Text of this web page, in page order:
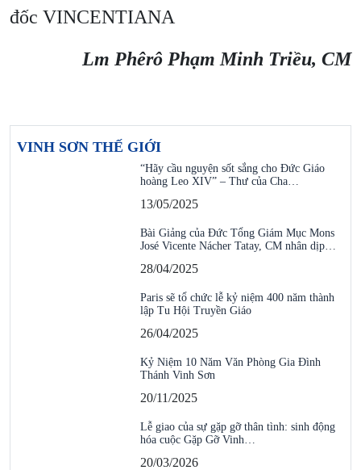
đốc VINCENTIANA
Lm Phêrô Phạm Minh Triều, CM
VINH SƠN THẾ GIỚI
“Hãy cầu nguyện sốt sắng cho Đức Giáo
hoàng Leo XIV” – Thư của Cha…
13/05/2025
Bài Giảng của Đức Tổng Giám Mục Mons
José Vicente Nácher Tatay, CM nhân dịp…
28/04/2025
Paris sẽ tổ chức lễ kỷ niệm 400 năm thành
lập Tu Hội Truyền Giáo
26/04/2025
Kỷ Niệm 10 Năm Văn Phòng Gia Đình
Thánh Vinh Sơn
20/11/2025
Lễ giao của sự gặp gỡ thân tình: sinh động
hóa cuộc Gặp Gỡ Vinh…
20/03/2026